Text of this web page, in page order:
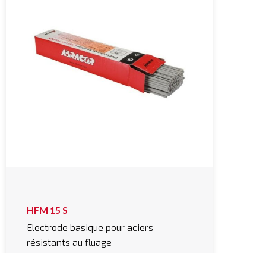
HFM 15 S
Electrode basique pour aciers
résistants au fluage